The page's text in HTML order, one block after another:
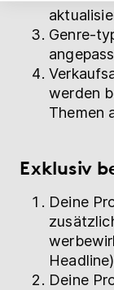
Genre-
werden
Themen
Exklusiv
Deine
Headline)
Deine